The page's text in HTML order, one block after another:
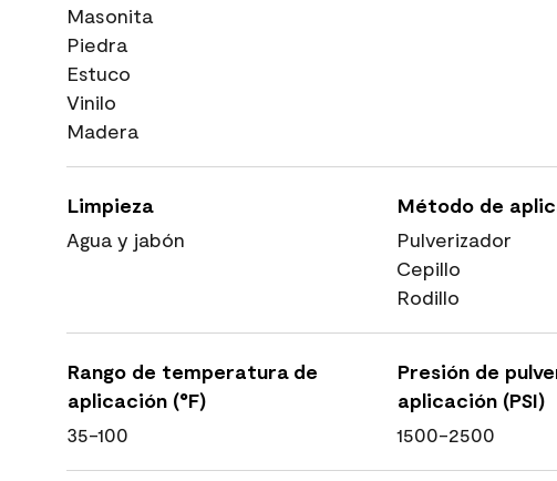
Masonita
Piedra
Estuco
Vinilo
Madera
Limpieza
Agua y jabón
Método de
Pulverizador
Cepillo
Rodillo
Rango de temperatura de
aplicación (°F)
35-100
Presión de
aplicación (PSI)
1500-2500